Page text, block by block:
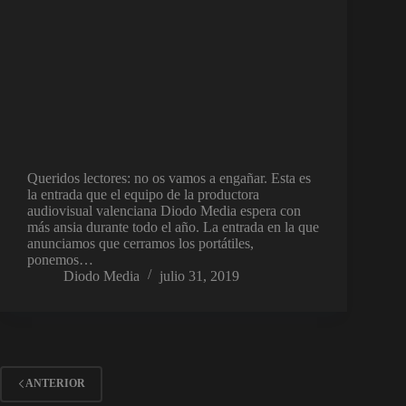
Queridos lectores: no os vamos a engañar. Esta es
la entrada que el equipo de la productora
audiovisual valenciana Diodo Media espera con
más ansia durante todo el año. La entrada en la que
anunciamos que cerramos los portátiles,
ponemos…
Diodo Media
julio 31, 2019
ANTERIOR